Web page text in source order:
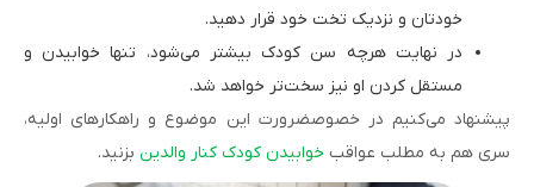
خودتان و نزدیک تخت خود قرار دهید.
در نهایت هرچه سن کودک بیشتر می‌شود، تنها خوابیدن و
مستقل کردن او نیز سخت‌تر خواهد شد.
پیشنهاد می‌کنیم در خصوصضرورت این موضوع و راهکارهای اولیه،
سری هم به مطلب عواقب خوابیدن کودک کنار والدین بزنید.